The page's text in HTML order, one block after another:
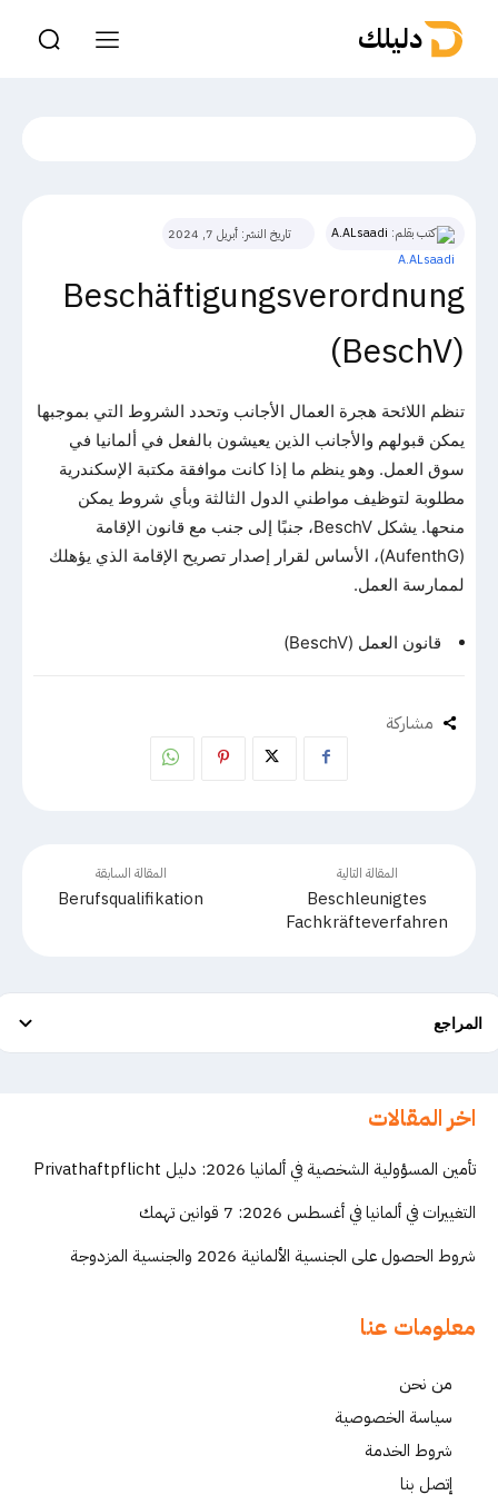
دليلك
كتب بقلم: A.ALsaadi تاريخ النشر: أبريل 7, 2024
Beschäftigungsverordnung
(BeschV)
تنظم اللائحة هجرة العمال الأجانب وتحدد الشروط التي بموجبها
يمكن قبولهم والأجانب الذين يعيشون بالفعل في ألمانيا في
سوق العمل. وهو ينظم ما إذا كانت موافقة مكتبة الإسكندرية
مطلوبة لتوظيف مواطني الدول الثالثة وبأي شروط يمكن
منحها. يشكل BeschV، جنبًا إلى جنب مع قانون الإقامة
(AufenthG)، الأساس لقرار إصدار تصريح الإقامة الذي يؤهلك
لممارسة العمل.
قانون العمل (BeschV)
مشاركة
المقالة السابقة
Berufsqualifikation
المقالة التالية
Beschleunigtes
Fachkräfteverfahren
المراجع
اخر المقالات
تأمين المسؤولية الشخصية في ألمانيا 2026: دليل Privathaftpflicht
التغييرات في ألمانيا في أغسطس 2026: 7 قوانين تهمك
شروط الحصول على الجنسية الألمانية 2026 والجنسية المزدوجة
معلومات عنا
من نحن
سياسة الخصوصية
شروط الخدمة
إتصل بنا